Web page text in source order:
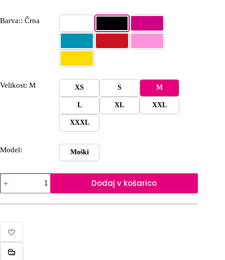
Barva:: Črna
Velikost: M XS S M
L XL XXL
XXXL
Model: Moški
Dickhead
is
getting
married
Dodaj v košarico